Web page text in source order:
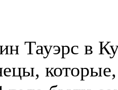
Тауэрс в